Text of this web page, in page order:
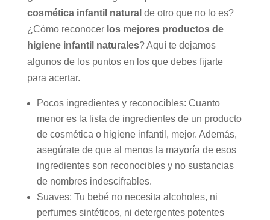
cosmética infantil natural de otro que no lo es?
¿Cómo reconocer los mejores productos de
higiene infantil naturales? Aquí te dejamos
algunos de los puntos en los que debes fijarte
para acertar.
Pocos ingredientes y reconocibles: Cuanto
menor es la lista de ingredientes de un producto
de cosmética o higiene infantil, mejor. Además,
asegúrate de que al menos la mayoría de esos
ingredientes son reconocibles y no sustancias
de nombres indescifrables.
Suaves: Tu bebé no necesita alcoholes, ni
perfumes sintéticos, ni detergentes potentes